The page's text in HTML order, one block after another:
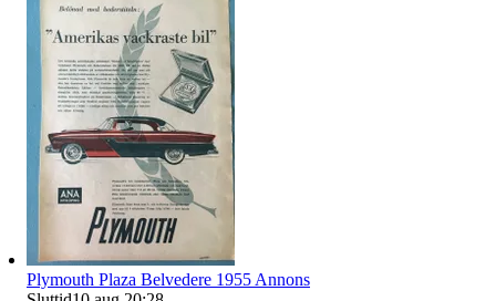
Plymouth Plaza Belvedere 1955 Annons